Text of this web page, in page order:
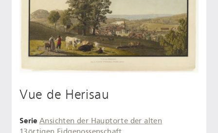
Vue de Herisau
Serie Ansichten der Hauptorte der alten